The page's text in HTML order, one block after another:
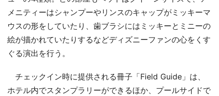
メニティーはシャンプーやリンスのキャップがミッキーマ
ウスの形をしていたり、歯ブラシにはミッキーとミニーの
絵が描かれていたりするなどディズニーファンの心をくす
ぐる演出を行う。
チェックイン時に提供される冊子「Field Guide」は、
ホテル内でスタンプラリーができるほか、プールサイドで